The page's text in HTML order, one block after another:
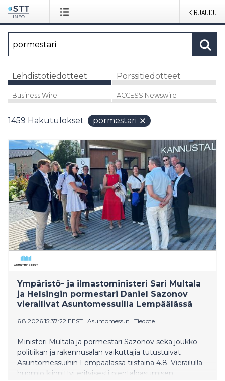
KIRJAUDU
Lehdistötiedotteet Pörssitiedotteet
Business Wire ACCESS Newswire
1459 Hakutulokset pormestari
Ympäristö- ja ilmastoministeri Sari Multala
ja Helsingin pormestari Daniel Sazonov
vierailivat Asuntomessuilla Lempäälässä
6.8.2026 15:37:22 EEST | Asuntomessut | Tiedote
Ministeri Multala ja pormestari Sazonov sekä joukko
politiikan ja rakennusalan vaikuttajia tutustuivat
Asuntomessuihin Lempäälässä tiistaina 4.8. Vierailulla
huomio kiinnittyi erityisesti pientaloasumisen